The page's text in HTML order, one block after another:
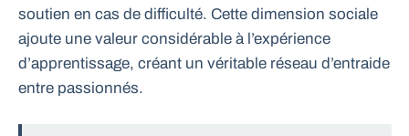
soutien en cas de difficulté. Cette dimension sociale
ajoute une valeur considérable à l’expérience
d’apprentissage, créant un véritable réseau d’entraide
entre passionnés.